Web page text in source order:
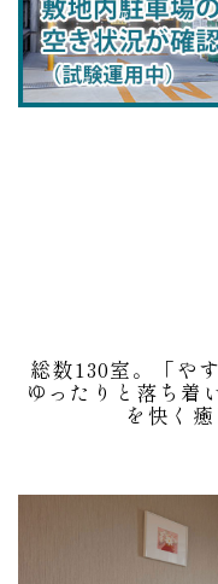
総数130室。「や
ゆったりと落ち着
を快く癒